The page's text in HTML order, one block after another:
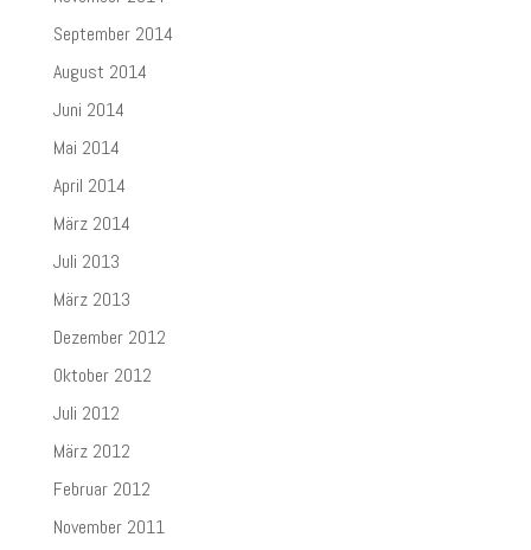
September 2014
August 2014
Juni 2014
Mai 2014
April 2014
März 2014
Juli 2013
März 2013
Dezember 2012
Oktober 2012
Juli 2012
März 2012
Februar 2012
November 2011